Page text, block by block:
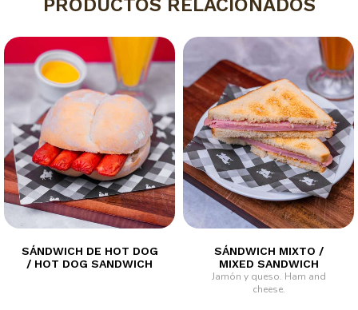
PRODUCTOS RELACIONADOS
SÁNDWICH DE HOT DOG
/ HOT DOG SANDWICH
SÁNDWICH MIXTO /
MIXED SANDWICH
Jamón y queso. Ham and
cheese.